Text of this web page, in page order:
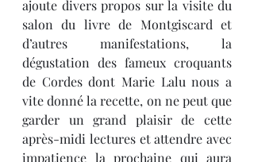
ajoute divers propos sur la visite du
salon du livre de Montgiscard et
d’autres manifestations, la
dégustation des fameux croquants
de Cordes dont Marie Lalu nous a
vite donné la recette, on ne peut que
garder un grand plaisir de cette
après-midi lectures et attendre avec
impatience la prochaine qui aura